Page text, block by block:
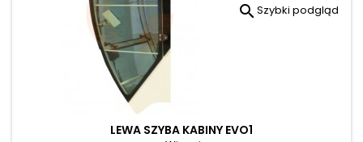
 Szybki podgląd
LEWA SZYBA KABINY EVO1